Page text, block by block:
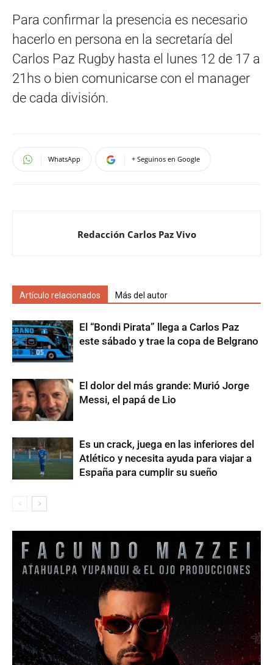
Para confirmar la presencia es necesario
hacerlo en persona en la secretaría del
Carlos Paz Rugby hasta el lunes 12 de 17 a
21hs o bien comunicarse con el manager
de cada división.
WhatsApp + Seguinos en Google
Redacción Carlos Paz Vivo
Artículo relacionados Más del autor
El “Bondi Pirata” llega a Carlos Paz
este sábado y trae la copa de Belgrano
El dolor del más grande: Murió Jorge
Messi, el papá de Lio
Es un crack, juega en las inferiores del
Atlético y necesita ayuda para viajar a
España para cumplir su sueño